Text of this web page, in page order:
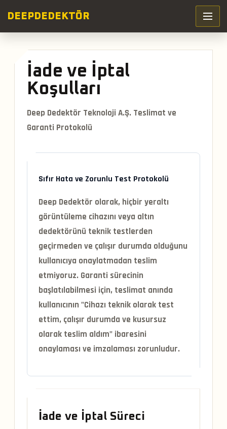
DEEP DEDEKTÖR
İade ve İptal
Koşulları
Deep Dedektör Teknoloji A.Ş. Teslimat ve
Garanti Protokolü
Sıfır Hata ve Zorunlu Test Protokolü
Deep Dedektör olarak, hiçbir yeraltı
görüntüleme cihazını veya altın
dedektörünü teknik testlerden
geçirmeden ve çalışır durumda olduğunu
kullanıcıya onaylatmadan teslim
etmiyoruz. Garanti sürecinin
başlatılabilmesi için, teslimat anında
kullanıcının "Cihazı teknik olarak test
ettim, çalışır durumda ve kusursuz
olarak teslim aldım" ibaresini
onaylaması ve imzalaması zorunludur.
İade ve İptal Süreci